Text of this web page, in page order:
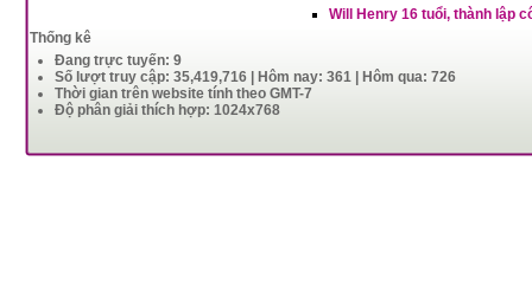
Will Henry 16 tuổi, thành lập
Thống kê
Đang trực tuyến: 9
Số lượt truy cập: 35,419,716 | Hôm nay: 361 | Hôm qua: 726
Thời gian trên website tính theo GMT-7
Độ phân giải thích hợp: 1024x768